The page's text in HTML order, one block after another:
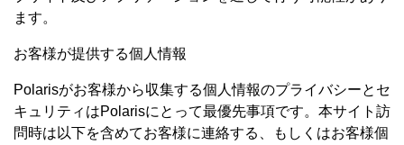
ます。
お客様が提供する個人情報
Polarisがお客様から収集する個人情報のプライバシーとセ
キュリティはPolarisにとって最優先事項です。本サイト訪
問時は以下を含めてお客様に連絡する、もしくはお客様個